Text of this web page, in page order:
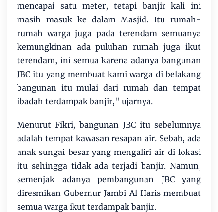
mencapai satu meter, tetapi banjir kali ini
masih masuk ke dalam Masjid. Itu rumah-
rumah warga juga pada terendam semuanya
kemungkinan ada puluhan rumah juga ikut
terendam, ini semua karena adanya bangunan
JBC itu yang membuat kami warga di belakang
bangunan itu mulai dari rumah dan tempat
ibadah terdampak banjir," ujarnya.
Menurut Fikri, bangunan JBC itu sebelumnya
adalah tempat kawasan resapan air. Sebab, ada
anak sungai besar yang mengaliri air di lokasi
itu sehingga tidak ada terjadi banjir. Namun,
semenjak adanya pembangunan JBC yang
diresmikan Gubernur Jambi Al Haris membuat
semua warga ikut terdampak banjir.